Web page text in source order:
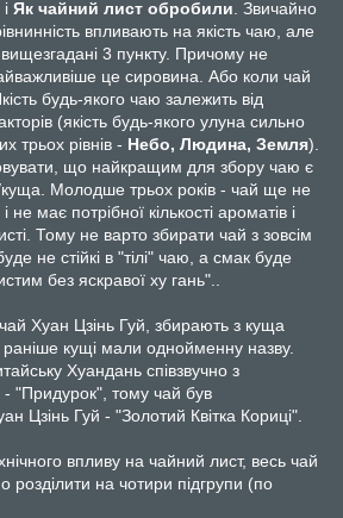
і Як чайний лист обробили . Звичайно
впливають на якість чаю, але
3 пункту. Причому не
це сировина. Або коли чай
будь-якого чаю залежить від
(якість будь-якого улуна сильно
трьох рівнів - Небо, Людина, Земля).
що найкращим для збору чаю є
куща. Молодше трьох років - чай ще не
має потрібної кількості ароматів і
Тому не варто збирати чай з зовсім
не стійкі в "тілі" чаю, а смак буде
без яскравої ху гань"..
Хуан Цзінь Гуй, збирають з куща
раніше кущі мали однойменну назву.
Хуандань співзвучно з
- "Придурок", тому чай був
Цзінь Гуй - "Золотий Квітка Кориці".
впливу на чайний лист, весь чай
на чотири підгрупи (по